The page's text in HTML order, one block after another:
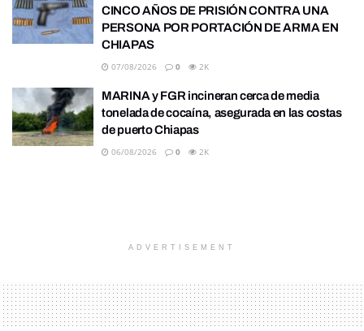
CINCO AÑOS DE PRISIÓN CONTRA UNA
PERSONA POR PORTACIÓN DE ARMA EN
CHIAPAS
07/08/2026 0 2K
MARINA y FGR incineran cerca de media
tonelada de cocaína, asegurada en las costas
de puerto Chiapas
06/08/2026 0 2K
ADVERTISEMENT